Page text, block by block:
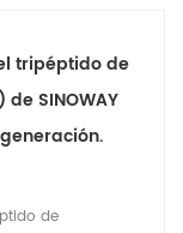
tripéptido de
SINOWAY
de